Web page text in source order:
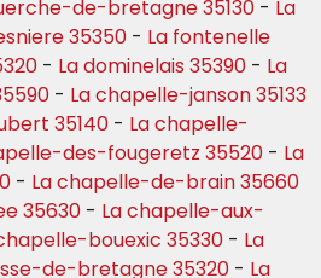
de-bretagne 35130 - La
35350 - La fontenelle
- La dominelais 35390 - La
- La chapelle-janson 35133
35140 - La chapelle-
des-fougeretz 35520 - La
- La chapelle-de-brain 35660
35630 - La chapelle-aux-
bouexic 35330 - La
de-bretagne 35320 - La